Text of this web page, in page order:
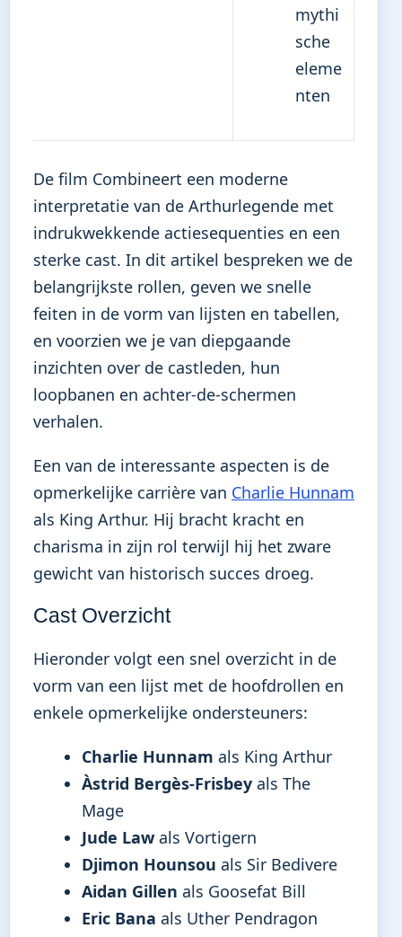
mythi
sche
eleme
nten
De film Combineert een moderne
interpretatie van de Arthurlegende met
indrukwekkende actiesequenties en een
sterke cast. In dit artikel bespreken we de
belangrijkste rollen, geven we snelle
feiten in de vorm van lijsten en tabellen,
en voorzien we je van diepgaande
inzichten over de castleden, hun
loopbanen en achter-de-schermen
verhalen.
Een van de interessante aspecten is de
opmerkelijke carrière van Charlie Hunnam
als King Arthur. Hij bracht kracht en
charisma in zijn rol terwijl hij het zware
gewicht van historisch succes droeg.
Cast Overzicht
Hieronder volgt een snel overzicht in de
vorm van een lijst met de hoofdrollen en
enkele opmerkelijke ondersteuners:
Charlie Hunnam als King Arthur
Àstrid Bergès-Frisbey als The
Mage
Jude Law als Vortigern
Djimon Hounsou als Sir Bedivere
Aidan Gillen als Goosefat Bill
Eric Bana als Uther Pendragon